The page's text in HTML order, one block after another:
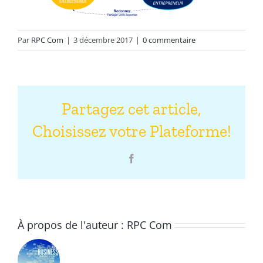
Par RPC Com | 3 décembre 2017 | 0 commentaire
Partagez cet article,
Choisissez votre Plateforme!
À propos de l'auteur : RPC Com